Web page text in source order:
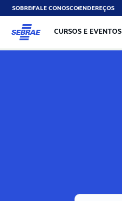
SOBREFALE CONOSCOENDEREÇOS
CURSOS E EVENTOS